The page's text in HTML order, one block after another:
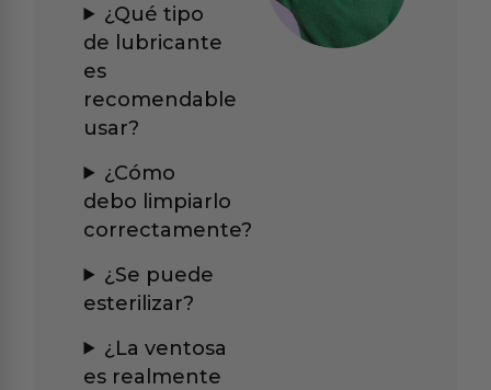
¿Qué tipo
de lubricante
es
recomendable
usar?
¿Cómo
debo limpiarlo
correctamente?
¿Se puede
esterilizar?
¿La ventosa
es realmente